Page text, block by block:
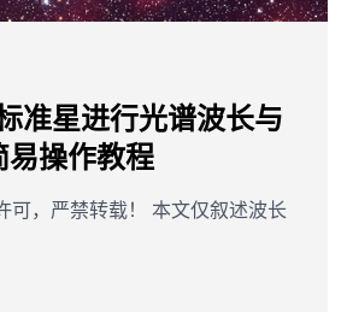
准星进行光谱波长与
操作教程
可，严禁转载！ 本文仅叙述波长